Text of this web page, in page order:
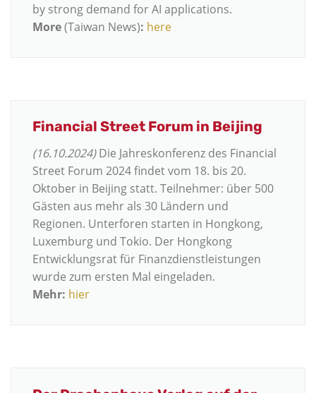
by strong demand for AI applications.
More(Taiwan News): here
Financial Street Forum in Beijing
(16.10.2024)Die Jahreskonferenz des Financial
Street Forum 2024 findet vom 18. bis 20.
Oktober in Beijing statt. Teilnehmer: über 500
Gästen aus mehr als 30 Ländern und
Regionen. Unterforen starten in Hongkong,
Luxemburg und Tokio. Der Hongkong
Entwicklungsrat für Finanzdienstleistungen
wurde zum ersten Mal eingeladen.
Mehr: hier